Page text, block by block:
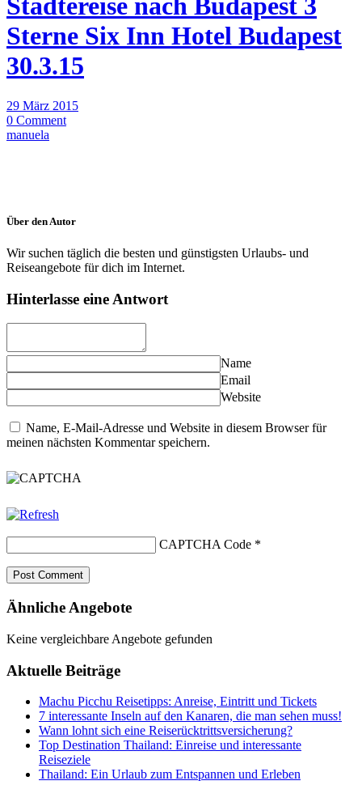
Städtereise nach Budapest 3
Sterne Six Inn Hotel Budapest
30.3.15
29 März 2015
0 Comment
manuela
Über den Autor
Wir suchen täglich die besten und günstigsten Urlaubs- und
Reiseangebote für dich im Internet.
Hinterlasse eine Antwort
Name
Email
Website
Name, E-Mail-Adresse und Website in diesem Browser für
meinen nächsten Kommentar speichern.
CAPTCHA Code *
Ähnliche Angebote
Keine vergleichbare Angebote gefunden
Aktuelle Beiträge
Machu Picchu Reisetipps: Anreise, Eintritt und Tickets
7 interessante Inseln auf den Kanaren, die man sehen muss!
Wann lohnt sich eine Reiserücktrittsversicherung?
Top Destination Thailand: Einreise und interessante
Reiseziele
Thailand: Ein Urlaub zum Entspannen und Erleben